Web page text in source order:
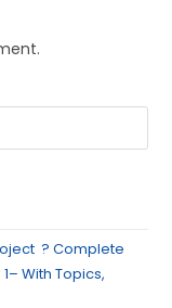
? Complete
With Topics,